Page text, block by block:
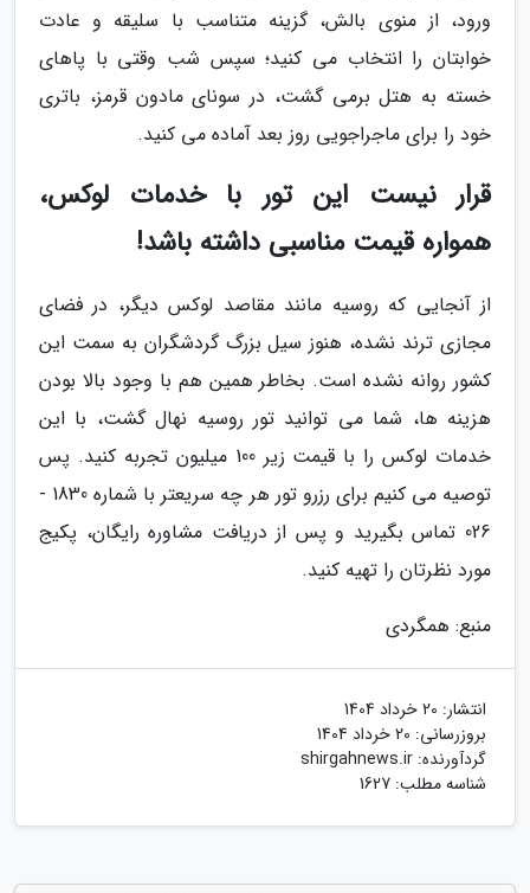
ورود، از منوی بالش، گزینه متناسب با سلیقه و عادت
خوابتان را انتخاب می کنید؛ سپس شب وقتی با پاهای
خسته به هتل برمی گشت، در سونای مادون قرمز، باتری
خود را برای ماجراجویی روز بعد آماده می کنید.
قرار نیست این تور با خدمات لوکس،
همواره قیمت مناسبی داشته باشد!
از آنجایی که روسیه مانند مقاصد لوکس دیگر، در فضای
مجازی ترند نشده، هنوز سیل بزرگ گردشگران به سمت این
کشور روانه نشده است. بخاطر همین هم با وجود بالا بودن
هزینه ها، شما می توانید تور روسیه نهال گشت، با این
خدمات لوکس را با قیمت زیر 100 میلیون تجربه کنید. پس
توصیه می کنیم برای رزرو تور هر چه سریعتر با شماره 1830 -
026 تماس بگیرید و پس از دریافت مشاوره رایگان، پکیج
مورد نظرتان را تهیه کنید.
منبع: همگردی
انتشار: 20 خرداد 1404
بروزرسانی: 20 خرداد 1404
گردآورنده: shirgahnews.ir
شناسه مطلب: 1627